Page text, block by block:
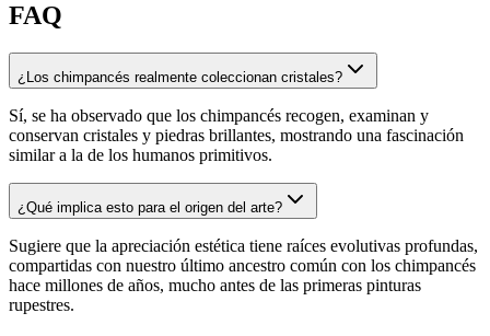
FAQ
¿Los chimpancés realmente coleccionan cristales?
Sí, se ha observado que los chimpancés recogen, examinan y
conservan cristales y piedras brillantes, mostrando una fascinación
similar a la de los humanos primitivos.
¿Qué implica esto para el origen del arte?
Sugiere que la apreciación estética tiene raíces evolutivas profundas,
compartidas con nuestro último ancestro común con los chimpancés
hace millones de años, mucho antes de las primeras pinturas
rupestres.